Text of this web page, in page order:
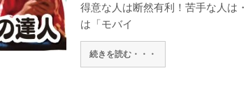
得意な人は断然有利！苦手な人は
は「モバイ
続きを読む・・・